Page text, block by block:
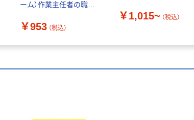
ーム）作業主任者の職務
￥953 （税込）
￥1,015~ （税込）